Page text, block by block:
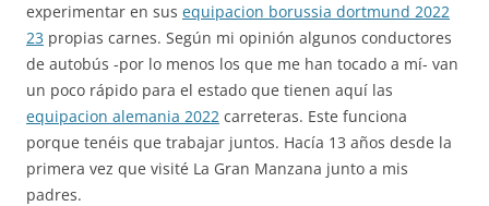
experimentar en sus equipacion borussia dortmund 2022
23 propias carnes. Según mi opinión algunos conductores
de autobús -por lo menos los que me han tocado a mí- van
un poco rápido para el estado que tienen aquí las
equipacion alemania 2022 carreteras. Este funciona
porque tenéis que trabajar juntos. Hacía 13 años desde la
primera vez que visité La Gran Manzana junto a mis
padres.